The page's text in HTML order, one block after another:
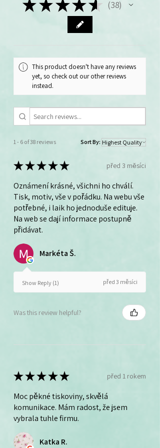
angličtině výhodněji objednáte v
★ ★★★★ 38
38
This product doesn't have any reviews
yet, so check out our other reviews
instead.
1 - 6 of 38 reviews Sort By:
★★★★★ před 3 měsíci
Oznámení krásné, všichni ho chválí.
Tisk, motiv, vše v pořádku. Na webu vše
potřebné, i laik ho jednoduše edituje.
Na web se dají informace postupně
přidávat.
Markéta Š.
Show Reply (1) před 3 měsíci
Was this review helpful?
★★★★★ před 1 rokem
Moc pěkné tiskoviny, skvělá
komunikace. Mám radost, že jsem
vybrala tuhle firmu.
Katka R.